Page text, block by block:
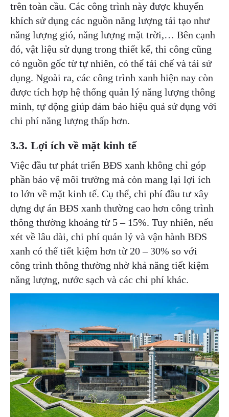
trên toàn cầu. Các công trình này được khuyến
khích sử dụng các nguồn năng lượng tái tạo như
năng lượng gió, năng lượng mặt trời,… Bên cạnh
đó, vật liệu sử dụng trong thiết kế, thi công cũng
có nguồn gốc từ tự nhiên, có thể tái chế và tái sử
dụng. Ngoài ra, các công trình xanh hiện nay còn
được tích hợp hệ thống quản lý năng lượng thông
minh, tự động giúp đảm bảo hiệu quả sử dụng với
chi phí năng lượng thấp hơn.
3.3. Lợi ích về mặt kinh tế
Việc đầu tư phát triển BĐS xanh không chỉ góp
phần bảo vệ môi trường mà còn mang lại lợi ích
to lớn về mặt kinh tế. Cụ thể, chi phí đầu tư xây
dựng dự án BĐS xanh thường cao hơn công trình
thông thường khoảng từ 5 – 15%. Tuy nhiên, nếu
xét về lâu dài, chi phí quản lý và vận hành BĐS
xanh có thể tiết kiệm hơn từ 20 – 30% so với
công trình thông thường nhờ khả năng tiết kiệm
năng lượng, nước sạch và các chi phí khác.